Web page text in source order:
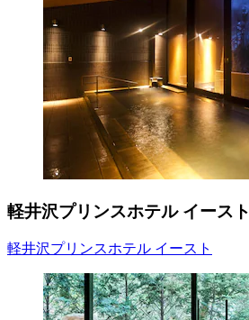
軽井沢プリンスホテル イースト
軽井沢プリンスホテル イースト